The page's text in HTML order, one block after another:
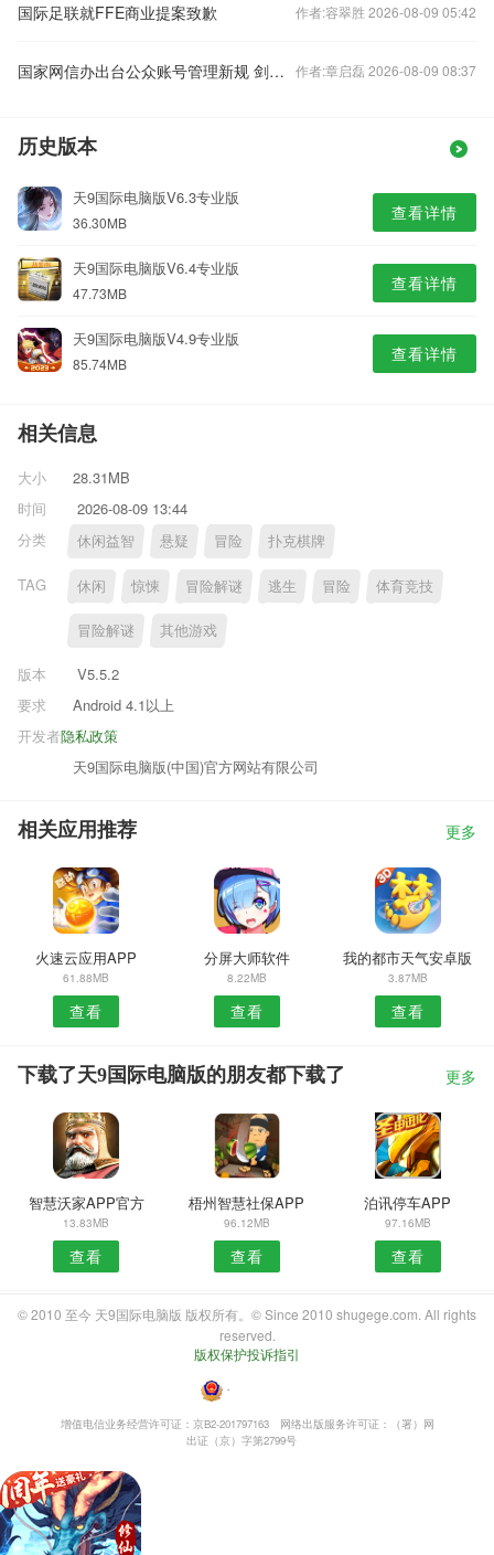
国际足联就FFE商业提案致歉 作者:容翠胜 2026-08-09 05:42
国家网信办出台公众账号管理新规 剑指虚假信息、流量造假 作者:章启磊 2026-08-09 08:37
历史版本
天9国际电脑版V6.3专业版
36.30MB 查看详情
天9国际电脑版V6.4专业版
47.73MB 查看详情
天9国际电脑版V4.9专业版
85.74MB 查看详情
相关信息
大小
28.31MB
时间
2026-08-09 13:44
分类
休闲益智 悬疑 冒险 扑克棋牌
TAG 休闲 惊悚 冒险解谜 逃生 冒险 体育竞技
冒险解谜 其他游戏
版本
V5.5.2
要求
Android 4.1以上
隐私政策
开发者
天9国际电脑版(中国)官方网站有限公司
相关应用推荐 更多
火速云应用APP
61.88MB
查看
分屏大师软件
8.22MB
查看
我的都市天气安卓版
3.87MB
查看
下载了天9国际电脑版的朋友都下载了 更多
智慧沃家APP官方
13.83MB
查看
梧州智慧社保APP
96.12MB
查看
泊讯停车APP
97.16MB
查看
© 2010 至今 天9国际电脑版 版权所有。© Since 2010 shugege.com. All rights
reserved.
版权保护投诉指引
・
增值电信业务经营许可证：京B2-201797163
网络出版服务许可证：（署）网
出证（京）字第2799号